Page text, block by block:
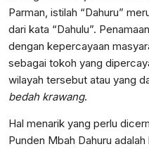
Parman, istilah “Dahuru”
dari kata “Dahulu”.
dengan kepercayaan
sebagai tokoh yang
wilayah tersebut atau yang
bedah krawang.
Hal menarik yang perlu
Punden Mbah Dahuru